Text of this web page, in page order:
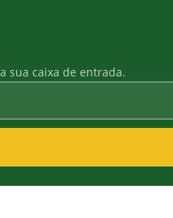
sua caixa de entrada.